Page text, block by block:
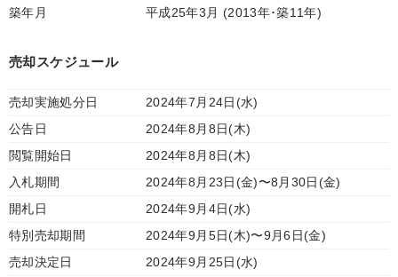
築年月
平成25年3月 (2013年･築11年)
売却スケジュール
売却実施処分日
2024年7月24日(水)
公告日
2024年8月8日(木)
閲覧開始日
2024年8月8日(木)
入札期間
2024年8月23日(金)〜8月30日(金)
開札日
2024年9月4日(水)
特別売却期間
2024年9月5日(木)〜9月6日(金)
売却決定日
2024年9月25日(水)